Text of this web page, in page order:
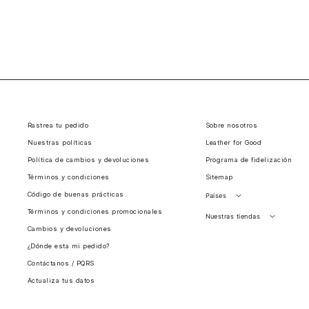
Rastrea tu pedido
Nuestras políticas
Política de cambios y devoluciones
Términos y condiciones
Código de buenas prácticas
Términos y condiciones promocionales
Cambios y devoluciones
¿Dónde esta mi pedido?
Contáctanos / PQRS
Actualiza tus datos
Sobre nosotros
Leather for Good
Programa de fidelización
Sitemap
Países
Perú
Nuestras tiendas